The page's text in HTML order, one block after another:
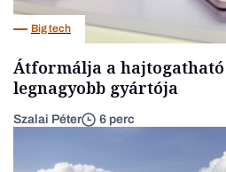
Big tech
Átformálja a
legnagyobb gyártója
Szalai Péter 6 perc